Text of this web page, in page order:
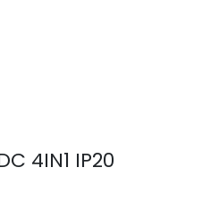
4IN1 IP20